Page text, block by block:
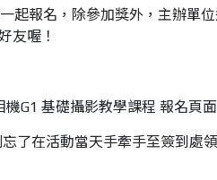
起報名，除參加獎外，主辦單
友喔！
了在活動當天手牽手至簽到處